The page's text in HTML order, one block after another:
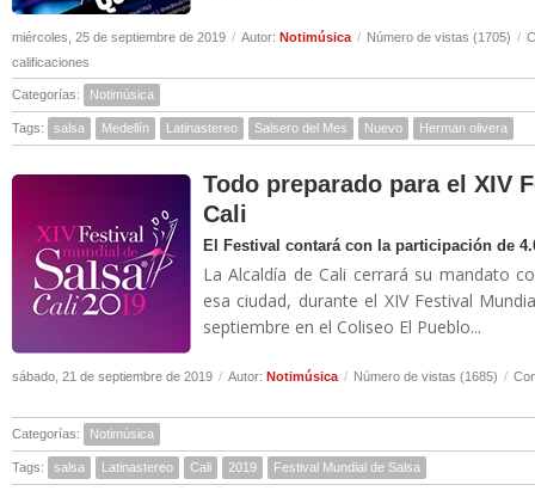
miércoles, 25 de septiembre de 2019 / Autor: Notimúsica / Número de vistas (1705) /
calificaciones
Categorías: Notimúsica
Tags: salsa Medellín Latinastereo Salsero del Mes Nuevo Herman olivera
Todo preparado para el XIV
Cali
El Festival contará con la participación de
La Alcaldía de Cali cerrará su mandato
esa ciudad, durante el XIV Festival
septiembre en el Coliseo El Pueblo...
sábado, 21 de septiembre de 2019 / Autor: Notimúsica / Número de vistas (1685) /
Categorías: Notimúsica
Tags: salsa Latinastereo Cali 2019 Festival Mundial de Salsa